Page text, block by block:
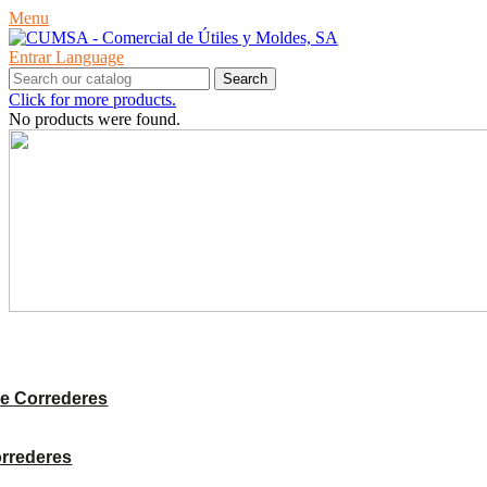
Menu
Entrar Language
Search
Click for more products.
No products were found.
Correderes